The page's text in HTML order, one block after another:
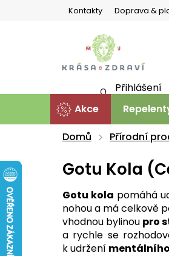
Kontakty Doprava &
Přihlášení
Akce
Domů
Přírodní
Gotu Kola
Gotu kola pomáhá
nohou a má celkově
vhodnou bylinou pro
a rychle se
k udržení